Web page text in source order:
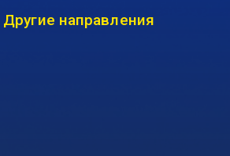
Другие направления